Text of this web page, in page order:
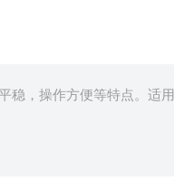
稳，操作方便等特点。适用